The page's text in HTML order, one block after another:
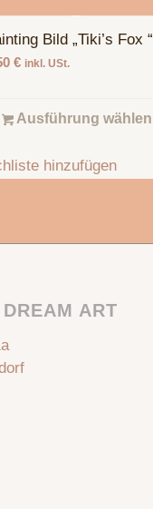
Bild „Tiki’s Fox “
€ inkl. USt.
Ausführung wählen
hinzufügen
ART